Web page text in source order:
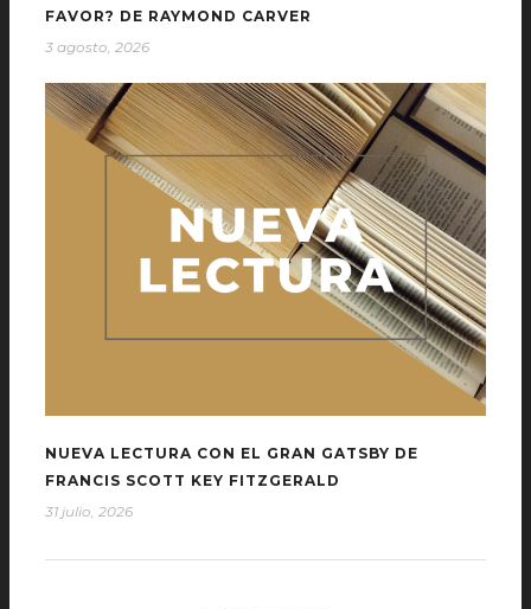
FAVOR? DE RAYMOND CARVER
3 agosto, 2026
NUEVA LECTURA CON EL GRAN GATSBY DE
FRANCIS SCOTT KEY FITZGERALD
31 julio, 2026